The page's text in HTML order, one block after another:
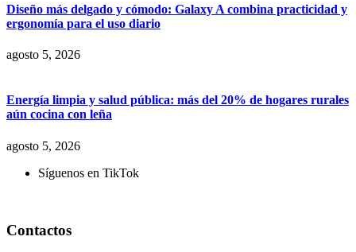
Diseño más delgado y cómodo: Galaxy A combina practicidad y
ergonomía para el uso diario
agosto 5, 2026
Energía limpia y salud pública: más del 20% de hogares rurales
aún cocina con leña
agosto 5, 2026
Síguenos en TikTok
Contactos